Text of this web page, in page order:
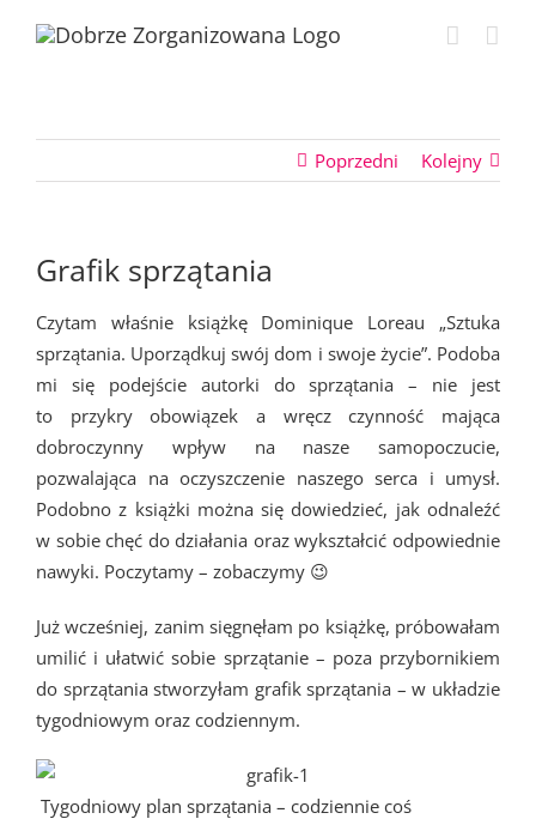
Poprzedni Kolejny
Grafik sprzątania
Czytam właśnie książkę Dominique Loreau „Sztuka
sprzątania. Uporządkuj swój dom i swoje życie”. Podoba
mi się podejście autorki do sprzątania – nie jest
to przykry obowiązek a wręcz czynność mająca
dobroczynny wpływ na nasze samopoczucie,
pozwalająca na oczyszczenie naszego serca i umysł.
Podobno z książki można się dowiedzieć, jak odnaleźć
w sobie chęć do działania oraz wykształcić odpowiednie
nawyki. Poczytamy – zobaczymy 😉
Już wcześniej, zanim sięgnęłam po książkę, próbowałam
umilić i ułatwić sobie sprzątanie – poza przybornikiem
do sprzątania stworzyłam grafik sprzątania – w układzie
tygodniowym oraz codziennym.
Tygodniowy plan sprzątania – codziennie coś